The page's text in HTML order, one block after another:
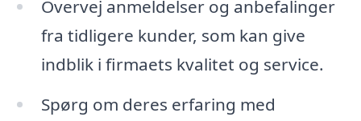
Overvej anmeldelser og anbefalinger
fra tidligere kunder, som kan give
indblik i firmaets kvalitet og service.
Spørg om deres erfaring med